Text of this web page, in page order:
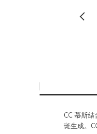
CC 慕斯
斑生成。